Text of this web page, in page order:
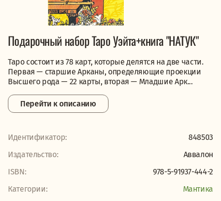
Подарочный набор Таро Уэйта+книга "НАТУК"
Таро состоит из 78 карт, которые делятся на две части.
Первая — старшие Арканы, определяющие проекции
Высшего рода — 22 карты, вторая — Младшие Арк...
Перейти к описанию
Идентификатор:
848503
Издательство:
Аввалон
ISBN:
978-5-91937-444-2
Категории:
Мантика